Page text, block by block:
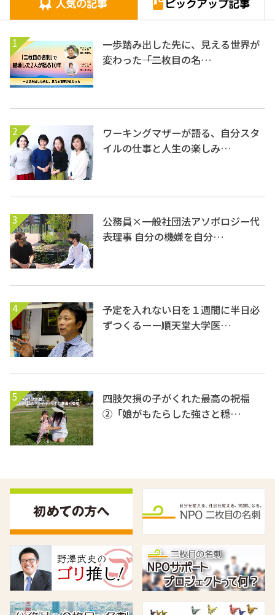
1
一歩踏み出した先に、見える世界が
変わった――「二枚目の名…
2
ワーキングマザーが語る、自分スタ
イルの仕事と人生の楽しみ…
3
公務員×一般社団法アソボロジー代
表理事 自分の機嫌を自分…
4
予定を入れない日を１週間に半日必
ずつくるーー順天堂大学医…
5
四肢欠損の子がくれた最高の祝福
②「娘がもたらした強さと穏…